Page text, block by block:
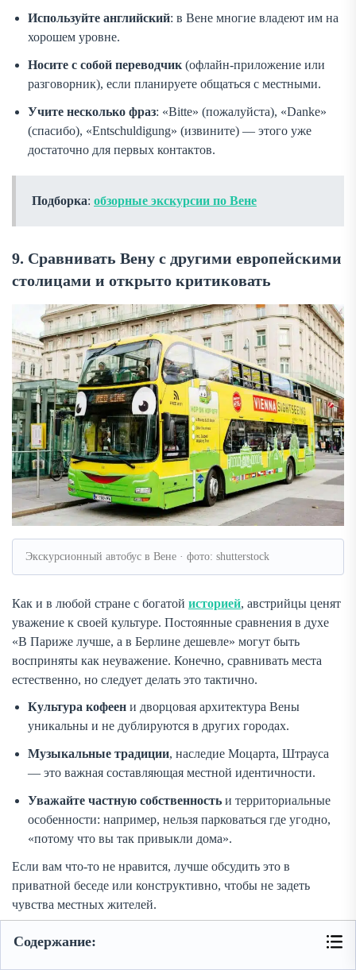
Содержание:
Используйте английский: в Вене многие владеют им на
хорошем уровне.
Носите с собой переводчик (офлайн-приложение или
разговорник), если планируете общаться с местными.
Учите несколько фраз: «Bitte» (пожалуйста), «Danke»
(спасибо), «Entschuldigung» (извините) — этого уже
достаточно для первых контактов.
Подборка: обзорные экскурсии по Вене
9. Сравнивать Вену с другими европейскими
столицами и открыто критиковать
Экскурсионный автобус в Вене · фото: shutterstock
Как и в любой стране с богатой историей, австрийцы ценят
уважение к своей культуре. Постоянные сравнения в духе
«В Париже лучше, а в Берлине дешевле» могут быть
восприняты как неуважение. Конечно, сравнивать места
естественно, но следует делать это тактично.
Культура кофеен и дворцовая архитектура Вены
уникальны и не дублируются в других городах.
Музыкальные традиции, наследие Моцарта, Штрауса
— это важная составляющая местной идентичности.
Уважайте частную собственность и территориальные
особенности: например, нельзя парковаться где угодно,
«потому что вы так привыкли дома».
Если вам что-то не нравится, лучше обсудить это в
приватной беседе или конструктивно, чтобы не задеть
чувства местных жителей.
Почему австрийцы ценят деликатность?